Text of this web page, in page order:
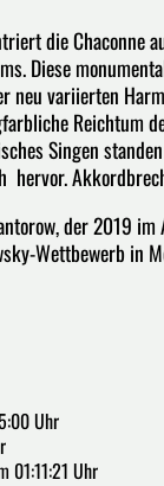
die Chaconne
Diese
variierten
Reichtum
Singen
der 2019
Wettbewerb in
Uhr
01:11:21 Uhr